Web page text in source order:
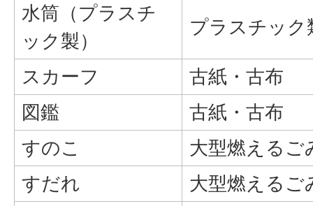
水筒（プラスチ
ック製）
プラスチック
スカーフ
古紙・古布
図鑑
古紙・古布
すのこ
大型燃えるご
すだれ
大型燃えるご